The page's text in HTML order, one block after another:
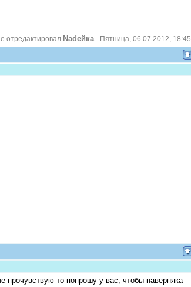
отредактировал Nadeйка- Пятница, 06.07.2012, 18:45
прочувствую то попрошу у вас, чтобы наверняка